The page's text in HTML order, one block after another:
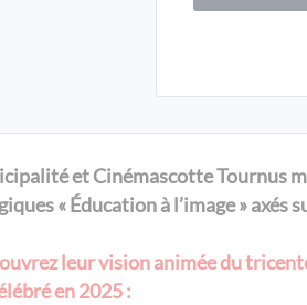
et Cinémascotte Tournus
« Éducation à l’image »
leur vision animée du
en 2025 :